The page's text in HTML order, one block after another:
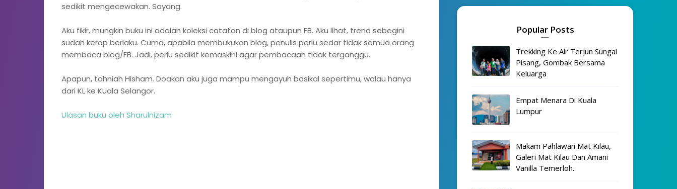
sedikit mengecewakan. Sayang.
Aku fikir, mungkin buku ini adalah koleksi catatan di blog ataupun FB. Aku lihat, trend sebegini
sudah kerap berlaku. Cuma, apabila membukukan blog, penulis perlu sedar tidak semua orang
membaca blog/FB. Jadi, perlu sedikit kemaskini agar pembacaan tidak terganggu.
Apapun, tahniah Hisham. Doakan aku juga mampu mengayuh basikal sepertimu, walau hanya
dari KL ke Kuala Selangor.
Ulasan buku oleh Sharulnizam
Popular Posts
Trekking Ke Air Terjun Sungai
Pisang, Gombak Bersama
Keluarga
Empat Menara Di Kuala
Lumpur
Makam Pahlawan Mat Kilau,
Galeri Mat Kilau Dan Amani
Vanilla Temerloh.